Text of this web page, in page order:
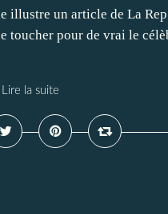
illustre un article de La
toucher pour de vrai le
Lire la suite